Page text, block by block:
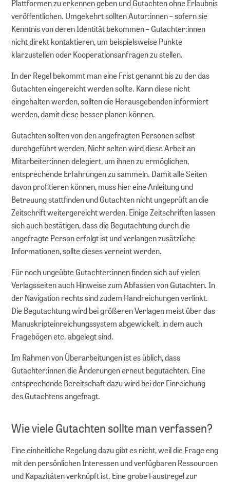
Plattformen zu erkennen geben und Gutachten ohne Erlaubnis
veröffentlichen. Umgekehrt sollten Autor:innen – sofern sie
Kenntnis von deren Identität bekommen – Gutachter:innen
nicht direkt kontaktieren, um beispielsweise Punkte
klarzustellen oder Kooperationsanfragen zu stellen.
In der Regel bekommt man eine Frist genannt bis zu der das
Gutachten eingereicht werden sollte. Kann diese nicht
eingehalten werden, sollten die Herausgebenden informiert
werden, damit diese besser planen können.
Gutachten sollten von den angefragten Personen selbst
durchgeführt werden. Nicht selten wird diese Arbeit an
Mitarbeiter:innen delegiert, um ihnen zu ermöglichen,
entsprechende Erfahrungen zu sammeln. Damit alle Seiten
davon profitieren können, muss hier eine Anleitung und
Betreuung stattfinden und Gutachten nicht ungeprüft an die
Zeitschrift weitergereicht werden. Einige Zeitschriften lassen
sich auch bestätigen, dass die Begutachtung durch die
angefragte Person erfolgt ist und verlangen zusätzliche
Informationen, sollte dieses verneint werden.
Für noch ungeübte Gutachter:innen finden sich auf vielen
Verlagsseiten auch Hinweise zum Abfassen von Gutachten. In
der Navigation rechts sind zudem Handreichungen verlinkt.
Die Begutachtung wird bei größeren Verlagen meist über das
Manuskripteinreichungssystem abgewickelt, in dem auch
Fragebögen etc. abgelegt sind.
Im Rahmen von Überarbeitungen ist es üblich, dass
Gutachter:innen die Änderungen erneut begutachten. Eine
entsprechende Bereitschaft dazu wird bei der Einreichung
des Gutachtens angefragt.
Wie viele Gutachten sollte man verfassen?
Eine einheitliche Regelung dazu gibt es nicht, weil die Frage eng
mit den persönlichen Interessen und verfügbaren Ressourcen
und Kapazitäten verknüpft ist. Eine grobe Faustregel zur